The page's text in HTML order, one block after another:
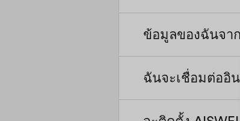
ความเป็นส่วนตัว
ถูกจัดเก็บไว้ใน …
ข้อมูลของฉันจา
ความเป็นส่วนตัวข
ข้อมูลของคุณจะถู
ฉันจะเชื่อมต่ออิน